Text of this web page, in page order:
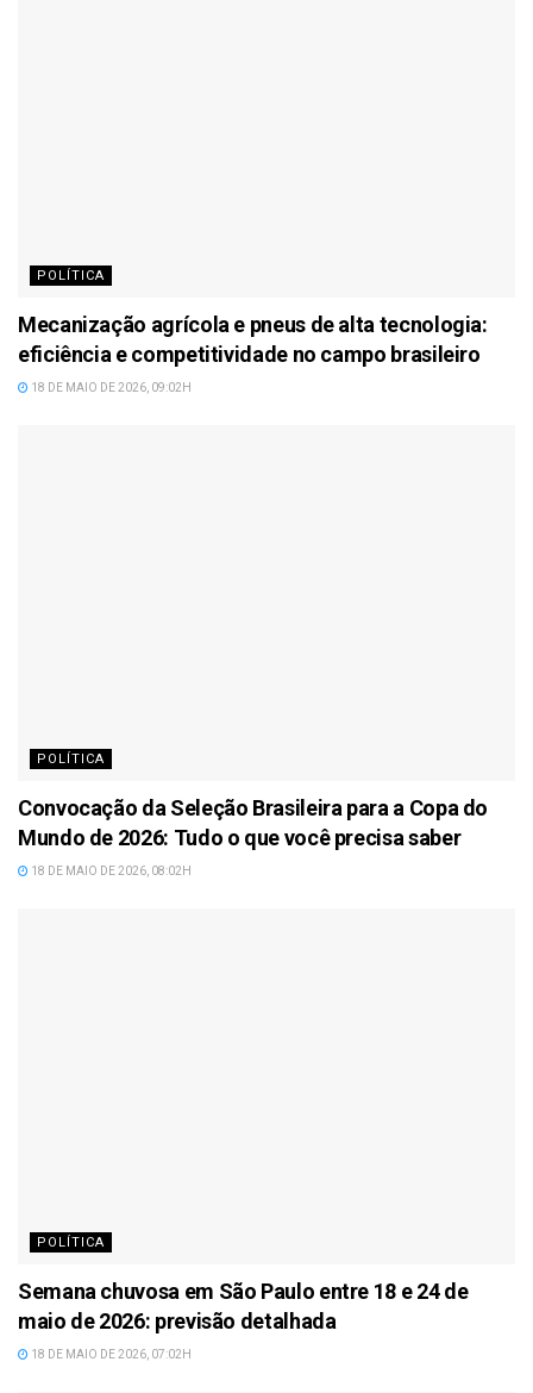
POLÍTICA
Mecanização agrícola e pneus de alta tecnologia:
eficiência e competitividade no campo brasileiro
18 DE MAIO DE 2026, 09:02H
POLÍTICA
Convocação da Seleção Brasileira para a Copa do
Mundo de 2026: Tudo o que você precisa saber
18 DE MAIO DE 2026, 08:02H
POLÍTICA
Semana chuvosa em São Paulo entre 18 e 24 de
maio de 2026: previsão detalhada
18 DE MAIO DE 2026, 07:02H